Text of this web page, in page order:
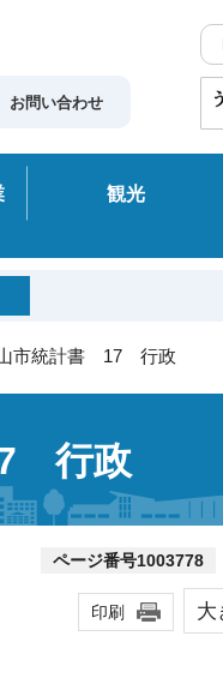
お問い合わせ
観光
市統計書 17 行政
行政
ページ番号1003778
印刷 大